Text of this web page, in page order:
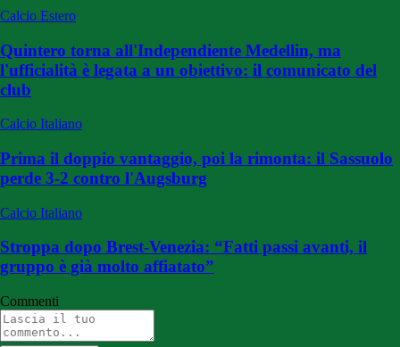
Calcio Estero
Quintero torna all'Independiente Medellin, ma
l'ufficialità è legata a un obiettivo: il comunicato del
club
Calcio Italiano
Prima il doppio vantaggio, poi la rimonta: il Sassuolo
perde 3-2 contro l'Augsburg
Calcio Italiano
Stroppa dopo Brest-Venezia: “Fatti passi avanti, il
gruppo è già molto affiatato”
Commenti